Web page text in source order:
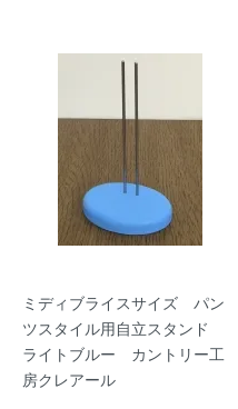
ミディブライスサイズ パン
ツスタイル用自立スタンド
ライトブルー カントリー工
房クレアール